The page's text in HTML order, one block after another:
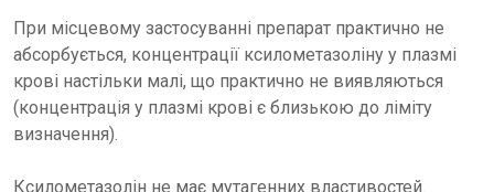
При місцевому застосуванні препарат практично не
абсорбується, концентрації ксилометазоліну у плазмі
крові настільки малі, що практично не виявляються
(концентрація у плазмі крові є близькою до ліміту
визначення).
Ксилометазолін не має мутагенних властивостей.